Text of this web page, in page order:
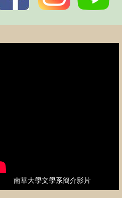
南華大學文學系簡介影片